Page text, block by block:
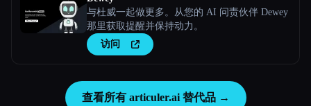
与杜威一起做更多。从您的 AI 问责伙伴 Dewey
那里获取提醒并保持动力。
访问
查看所有 articuler.ai 替代品 →